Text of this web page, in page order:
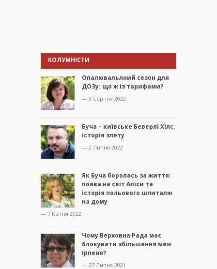
КОЛУМНІСТИ
Опалювальлний сезон для
ДОЗу: що ж із тарифами?
— 3 Серпня 2022
Буча – київське Беверлі Хілс,
історія злету
— 2 Липня 2022
Як Буча боролась за життя:
поява на світ Аліси та
історія польового шпиталю
на дому
— 7 Квітня 2022
Чому Верховна Рада має
блокувати збільшення меж
Ірпеня?
— 27 Липня 2021